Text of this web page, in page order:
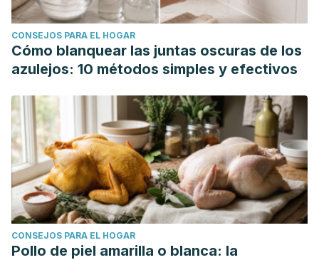
CONSEJOS PARA EL HOGAR
Cómo blanquear las juntas oscuras de los
azulejos: 10 métodos simples y efectivos
CONSEJOS PARA EL HOGAR
Pollo de piel amarilla o blanca: la